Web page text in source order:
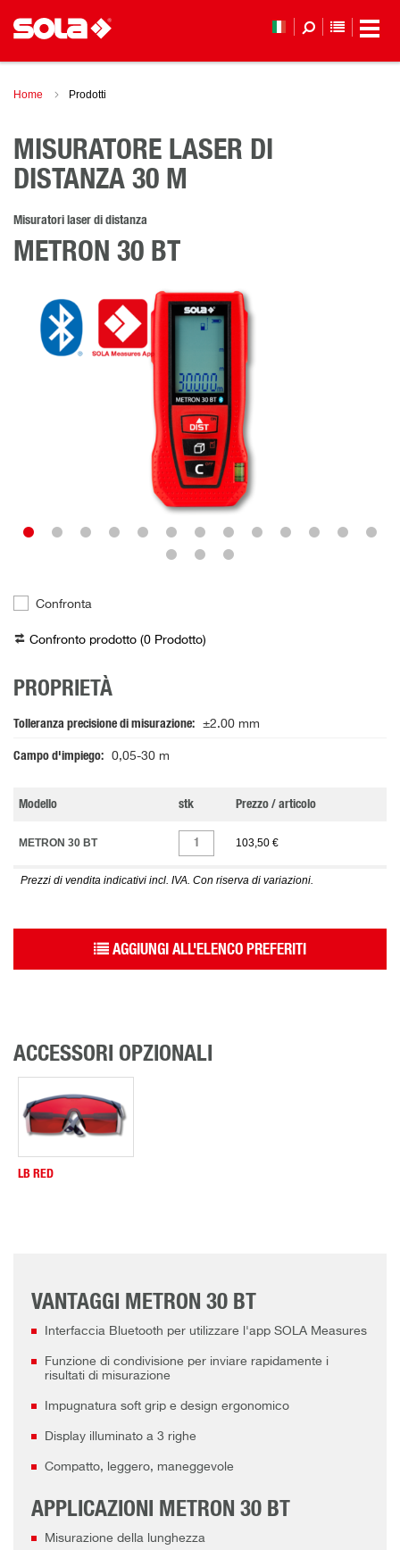
Home Prodotti
MISURATORE LASER DI
DISTANZA 30 M
Misuratori laser di distanza
METRON 30 BT
Confronta
Confronto prodotto (0 Prodotto)
PROPRIETÀ
Tolleranza precisione di misurazione ±2.00 mm
Campo d'impiego 0,05-30 m
Modello stk Prezzo / articolo
METRON 30 BT 103,50 €
Prezzi di vendita indicativi incl. IVA. Con riserva di variazioni.
AGGIUNGI ALL'ELENCO PREFERITI
ACCESSORI OPZIONALI
LB RED
VANTAGGI METRON 30 BT
Interfaccia Bluetooth per utilizzare l'app SOLA Measures
Funzione di condivisione per inviare rapidamente i
risultati di misurazione
Impugnatura soft grip e design ergonomico
Display illuminato a 3 righe
Compatto, leggero, maneggevole
APPLICAZIONI METRON 30 BT
Misurazione della lunghezza